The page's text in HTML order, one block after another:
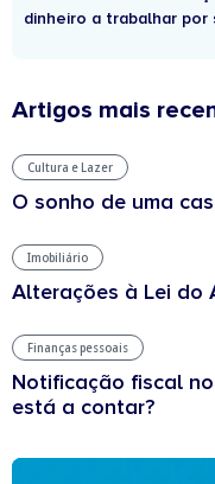
dinheiro a trabalhar por
Artigos mais
Cultura e Lazer
O sonho de uma
Imobiliário
Alterações à Lei do
Finanças pessoais
Notificação fiscal
está a contar?